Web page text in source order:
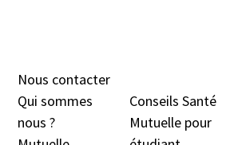
Nous contacter
Qui sommes
nous ?
Conseils Santé
Mutuelle pour